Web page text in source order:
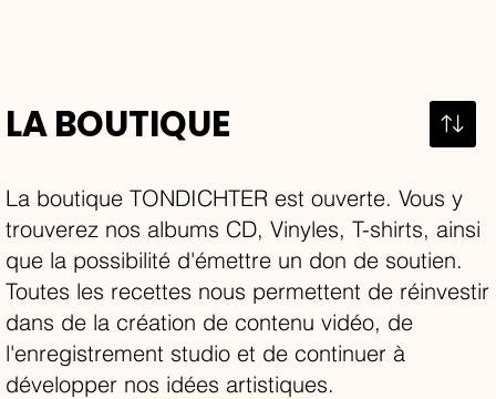
LA BOUTIQUE
La boutique TONDICHTER est ouverte. Vous y
trouverez nos albums CD, Vinyles, T-shirts, ainsi
que la possibilité d'émettre un don de soutien.
Toutes les recettes nous permettent de réinvestir
dans de la création de contenu vidéo, de
l'enregistrement studio et de continuer à
développer nos idées artistiques.